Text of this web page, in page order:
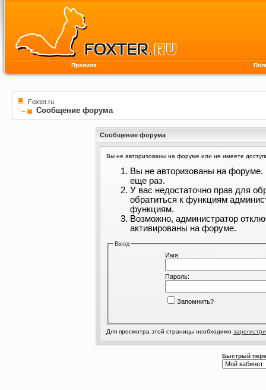
Правила
Foxter.ru
Сообщение форума
Сообщение форума
Вы не авторизованы на форуме или не имеете
Вы не авторизованы на форуме.
еще раз.
У вас недостаточно прав для
обратиться к функциям
функциям.
Возможно, администратор
активированы на форуме.
Вход
Имя:
Пароль:
Запомнить?
Для просмотра этой страницы необходимо
Быстрый